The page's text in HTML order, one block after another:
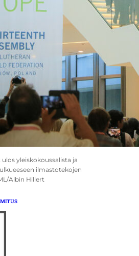
yleiskokoussalista ja
ilmastotekojen
Albin Hillert